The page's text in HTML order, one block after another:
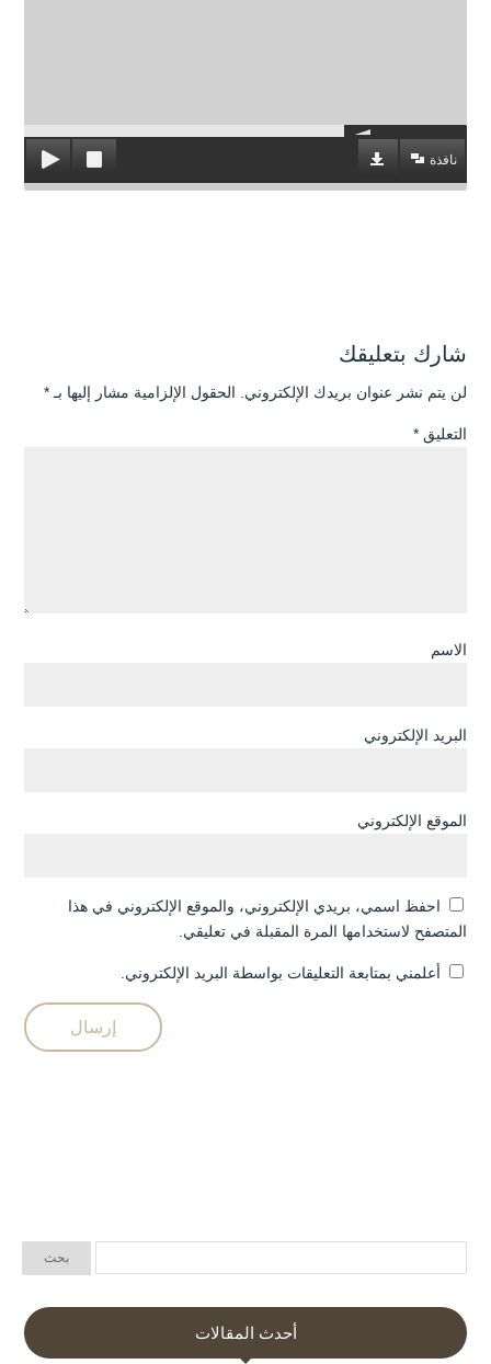
نافذة
شارك بتعليقك
لن يتم نشر عنوان بريدك الإلكتروني. الحقول الإلزامية مشار إليها بـ *
التعليق *
الاسم
البريد الإلكتروني
الموقع الإلكتروني
احفظ اسمي، بريدي الإلكتروني، والموقع الإلكتروني في هذا
المتصفح لاستخدامها المرة المقبلة في تعليقي.
أعلمني بمتابعة التعليقات بواسطة البريد الإلكتروني.
أحدث المقالات